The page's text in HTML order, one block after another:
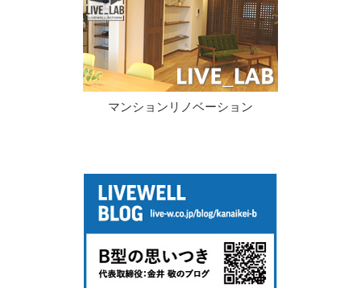
マンションリノベーション